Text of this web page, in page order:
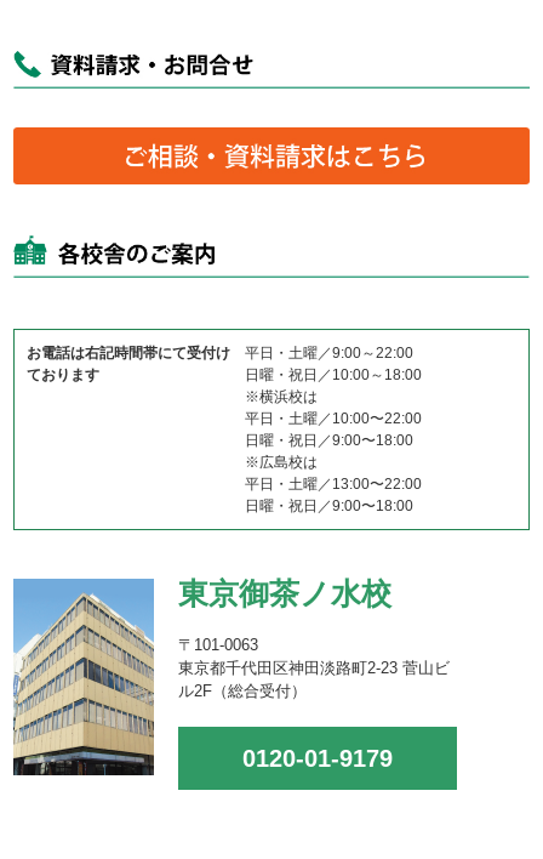
お電話は右記時間帯にて受付け
ております
平日・土曜／9:00～22:00
日曜・祝日／10:00～18:00
※横浜校は
平日・土曜／10:00〜22:00
日曜・祝日／9:00〜18:00
※広島校は
平日・土曜／13:00〜22:00
日曜・祝日／9:00〜18:00
東京御茶ノ水校
〒101-0063
東京都千代田区神田淡路町2-23 菅山ビ
ル2F（総合受付）
0120-01-9179